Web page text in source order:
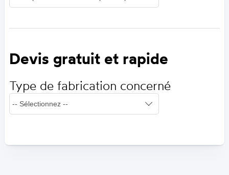
Devis gratuit et rapide
Type de fabrication concerné